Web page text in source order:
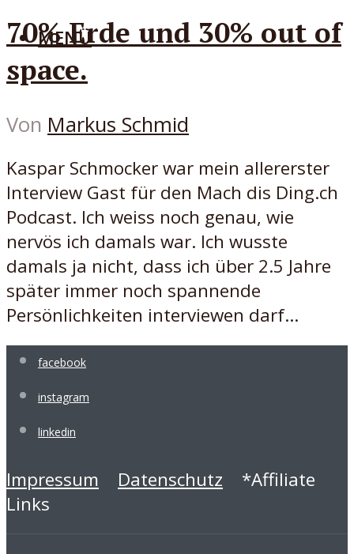
MENÜ
70% Erde und 30% out of
space.
Von Markus Schmid
Kaspar Schmocker war mein allererster
Interview Gast für den Mach dis Ding.ch
Podcast. Ich weiss noch genau, wie
nervös ich damals war. Ich wusste
damals ja nicht, dass ich über 2.5 Jahre
später immer noch spannende
Persönlichkeiten interviewen darf...
facebook
instagram
linkedin
Impressum Datenschutz *Affiliate
Links